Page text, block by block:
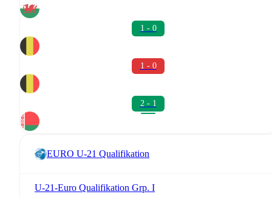
1 - 0
1 - 0
2 - 1
EURO U-21 Qualifikation
U-21-Euro Qualifikation Grp. I